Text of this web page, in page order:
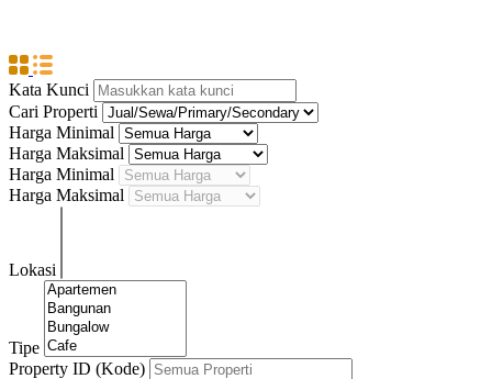
Kata Kunci
Cari Properti
Harga Minimal
Harga Maksimal
Harga Minimal
Harga Maksimal
Lokasi
Tipe
Property ID (Kode)